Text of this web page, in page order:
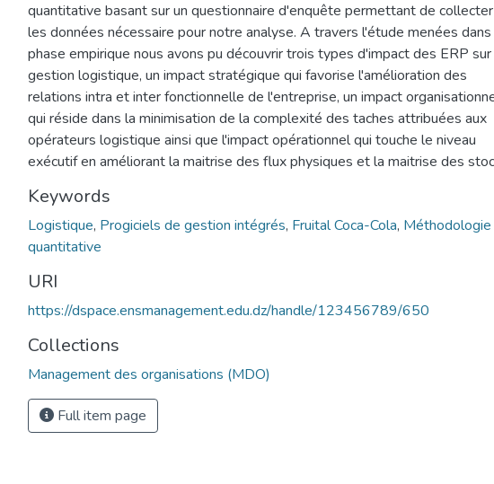
quantitative basant sur un questionnaire d'enquête permettant de collecter
les données nécessaire pour notre analyse. A travers l'étude menées dans
phase empirique nous avons pu découvrir trois types d'impact des ERP sur
gestion logistique, un impact stratégique qui favorise l'amélioration des
relations intra et inter fonctionnelle de l'entreprise, un impact
qui réside dans la minimisation de la complexité des taches attribuées aux
opérateurs logistique ainsi que l'impact opérationnel qui touche le niveau
exécutif en améliorant la maitrise des flux physiques et la maitrise des
Keywords
Logistique, Progiciels de gestion intégrés, Fruital Coca-Cola, Méthodologie
quantitative
URI
https://dspace.ensmanagement.edu.dz/handle/123456789/650
Collections
Management des organisations (MDO)
Full item page